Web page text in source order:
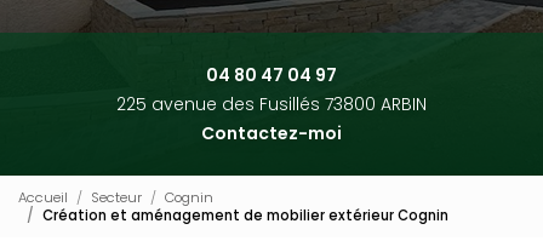
04 80 47 04 97
225 avenue des Fusillés 73800 ARBIN
Contactez-moi
Accueil Secteur
Cognin
Création et aménagement de mobilier extérieur Cognin